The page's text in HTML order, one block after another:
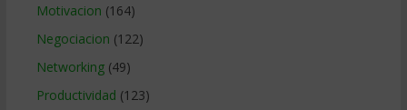
Motivacion (164)
Negociacion (122)
Networking(49)
Productividad (123)